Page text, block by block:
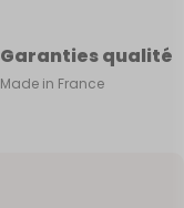
Garanties qualité
Made in France